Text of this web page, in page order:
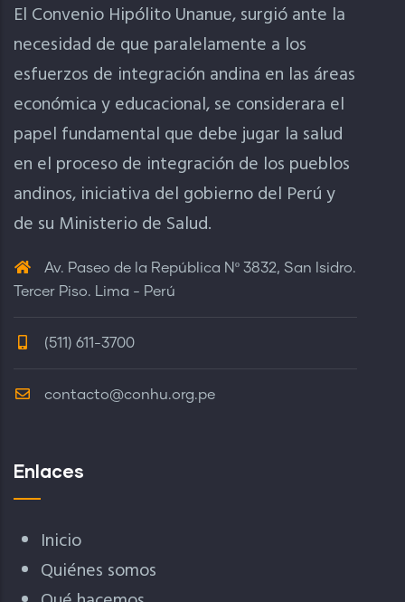
El Convenio Hipólito Unanue, surgió ante la
necesidad de que paralelamente a los
esfuerzos de integración andina en las áreas
económica y educacional, se considerara el
papel fundamental que debe jugar la salud
en el proceso de integración de los pueblos
andinos, iniciativa del gobierno del Perú y
de su Ministerio de Salud.
Av. Paseo de la República Nº 3832, San Isidro.
Tercer Piso. Lima - Perú
(511) 611-3700
contacto@conhu.org.pe
Enlaces
Inicio
Quiénes somos